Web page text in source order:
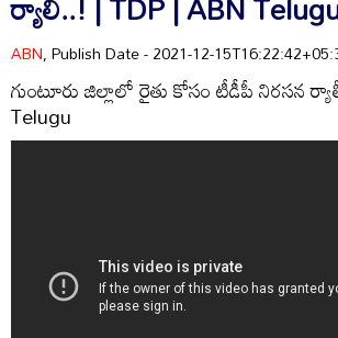
ABN, Publish Date - 2021-12-
గుంటూరు జిల్లాలో రైతు కోసం టీడీపీ నిరసన
Telugu